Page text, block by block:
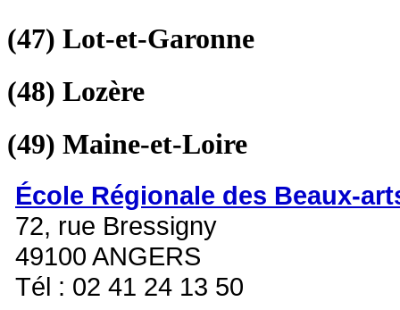
(47) Lot-et-Garonne
(48) Lozère
(49) Maine-et-Loire
École Régionale des Beaux-
72, rue Bressigny
49100 ANGERS
Tél : 02 41 24 13 50